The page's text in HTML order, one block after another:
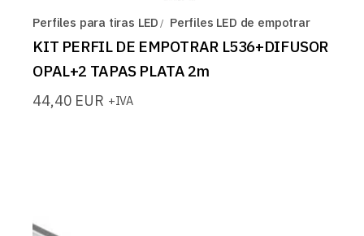
Perfiles para tiras LED Perfiles LED de empotrar
KIT PERFIL DE EMPOTRAR L536+DIFUSOR
OPAL+2 TAPAS PLATA 2m
44,40 EUR +IVA